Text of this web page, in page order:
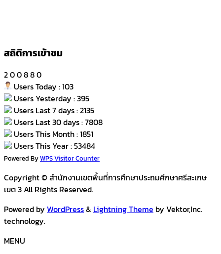
สถิติการเข้าชม
200880
Users Today : 103
Users Yesterday : 395
Users Last 7 days : 2135
Users Last 30 days : 7808
Users This Month : 1851
Users This Year : 53484
Powered ByWPS Visitor Counter
Copyright © สำนักงานเขตพื้นที่การศึกษาประถมศึกษาศรีสะเกษ
เขต 3 All Rights Reserved.
Powered by WordPress& Lightning Theme by Vektor,Inc.
technology.
MENU